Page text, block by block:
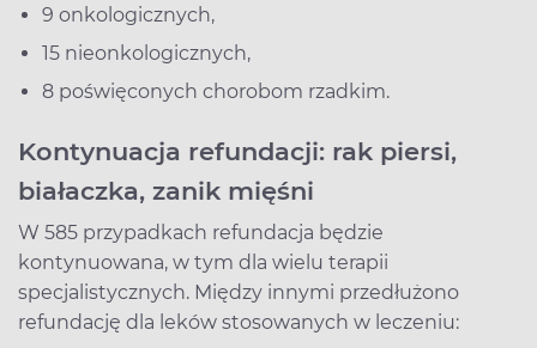
9 onkologicznych,
15 nieonkologicznych,
8 poświęconych chorobom rzadkim.
Kontynuacja refundacji: rak piersi,
białaczka, zanik mięśni
W 585 przypadkach refundacja będzie
kontynuowana, w tym dla wielu terapii
specjalistycznych. Między innymi przedłużono
refundację dla leków stosowanych w leczeniu: